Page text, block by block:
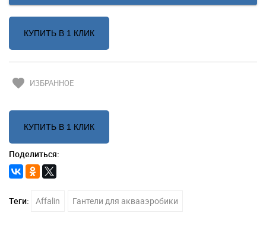
КУПИТЬ В 1 КЛИК
favorite ИЗБРАННОЕ
КУПИТЬ В 1 КЛИК
Поделиться:
Теги: Affalin Гантели для аквааэробики